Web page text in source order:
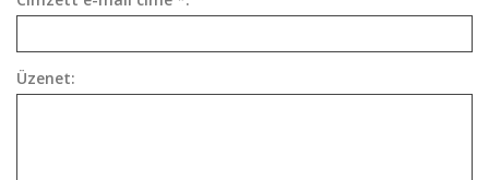
Üzenet: